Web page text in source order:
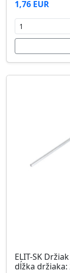
1,76 EUR
ELIT-SK
dĺžka